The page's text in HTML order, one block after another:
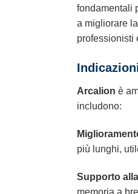
fondamentali
a migliorare
professionisti
Arcalion è
includono:
più lunghi,
Supporto
memoria a